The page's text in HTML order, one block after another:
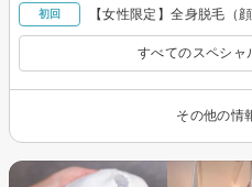
初回 【女性限定】全身脱毛（
すべてのスペシャ
その他の情